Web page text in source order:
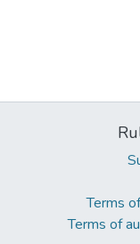
Terms
Terms of